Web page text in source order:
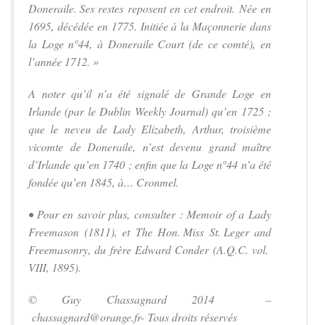
Doneraile. Ses restes reposent en cet endroit. Née en
1695, décédée en 1775. Initiée à la Maçonnerie dans
la Loge n°44, à Doneraile Court (de ce comté), en
l’année 1712. »
A noter qu’il n’a été signalé de Grande Loge en
Irlande (par le Dublin Weekly Journal) qu’en 1725 ;
que le neveu de Lady Elizabeth, Arthur, troisième
vicomte de Doneraile, n’est devenu grand maître
d’Irlande qu’en 1740 ; enfin que la Loge n°44 n’a été
fondée qu’en 1845, à… Cronmel.
• Pour en savoir plus, consulter : Memoir of a Lady
Freemason (1811), et The Hon. Miss St. Leger and
Freemasonry, du frère Edward Conder (A.Q.C. vol.
VIII, 1895).
© Guy Chassagnard 2014 –
chassagnard@orange.fr- Tous droits réservés